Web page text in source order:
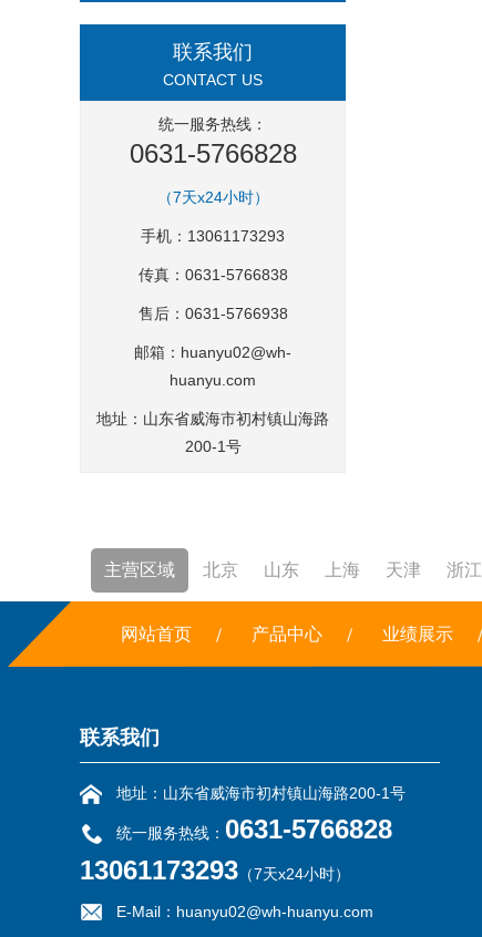
联系我们
CONTACT US
统一服务热线：
0631-5766828
（7天x24小时）
手机：13061173293
传真：0631-5766838
售后：0631-5766938
邮箱： huanyu02@wh-
huanyu.com
地址：山东省威海市初村镇山海路
200-1号
主营区域 北京 山东 上海 天津 浙江
网站首页 产品中心 业绩展示
联系我们
地址：山东省威海市初村镇山海路200-1号
统一服务热线： 0631-5766828
13061173293 （7天x24小时）
E-Mail：huanyu02@wh-huanyu.com
焚烧炉 铣边机 干冰 露点仪 三恒系统